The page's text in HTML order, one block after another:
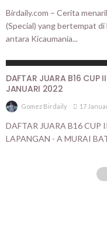
Birdaily.com – Cerita
(Special) yang bertempat di
antara Kicaumania...
DAFTAR JUARA B16 CUP
JANUARI 2022
Gomez Birdaily 17
DAFTAR JUARA B16 CUP
LAPANGAN - A MURAI